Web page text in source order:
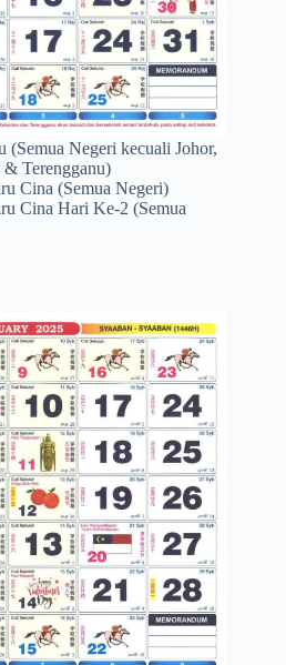
(Semua Negeri kecuali Johor,
Terengganu)
Cina (Semua Negeri)
Cina Hari Ke-2 (Semua